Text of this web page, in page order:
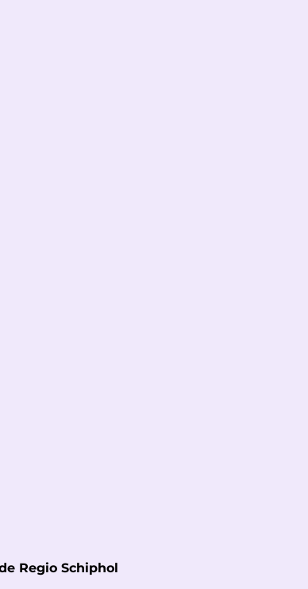
Regio Schiphol